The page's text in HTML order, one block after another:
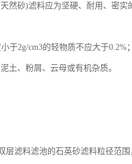
然砂)滤料应为坚硬、耐用、密
于2g/cm3的轻物质不应大于0.2%；
土、粉屑、云母或有机杂质。
层滤料滤池的石英砂滤料粒径范